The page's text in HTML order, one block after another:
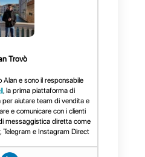
considerato uno
piattaforma
di offrire
funzionalità, incluse le